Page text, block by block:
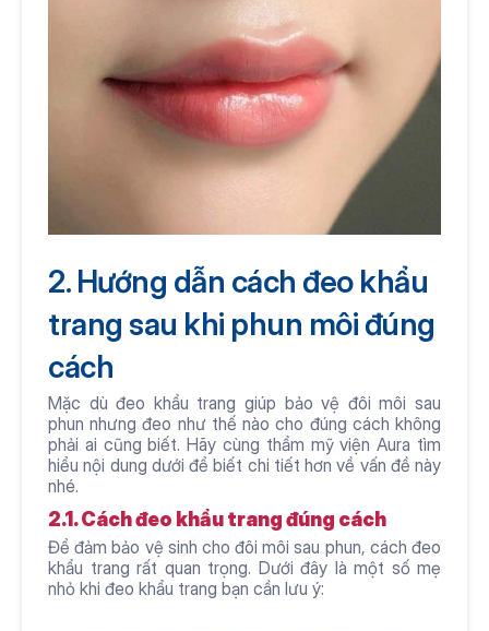
2. Hướng dẫn cách đeo khẩu
trang sau khi phun môi đúng
cách
Mặc dù đeo khẩu trang giúp bảo vệ đôi môi sau
phun nhưng đeo như thế nào cho đúng cách không
phải ai cũng biết. Hãy cùng thẩm mỹ viện Aura tìm
hiểu nội dung dưới để biết chi tiết hơn về vấn đề này
nhé.
2.1. Cách đeo khẩu trang đúng cách
Để đảm bảo vệ sinh cho đôi môi sau phun, cách đeo
khẩu trang rất quan trọng. Dưới đây là một số mẹ
nhỏ khi đeo khẩu trang bạn cần lưu ý: